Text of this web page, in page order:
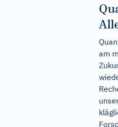
am